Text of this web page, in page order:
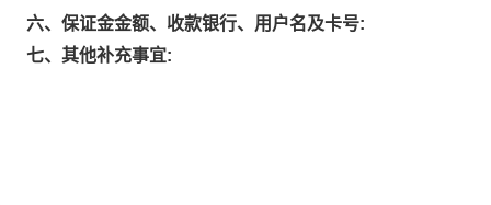
六、保证金金额、收款银行、用户名及卡号:
七、其他补充事宜: